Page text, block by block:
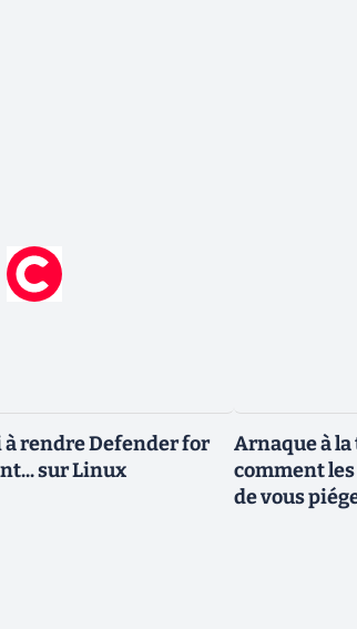
rendre Defender for
sur Linux
Arnaque à la
comment
de vous